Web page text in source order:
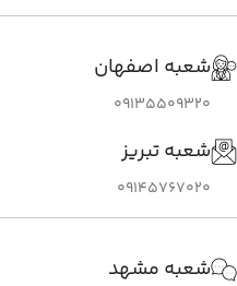
شعبه اصفهان
09135509320
شعبه تبریز
09145767020
شعبه مشهد